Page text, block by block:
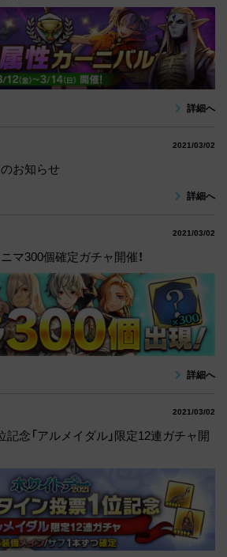
詳細へ
2021/03/02
お知らせ
詳細へ
2021/03/02
マ300個確定ガチャ開催！
詳細へ
2021/03/02
念「アルメイダル」限定12連ガチャ開